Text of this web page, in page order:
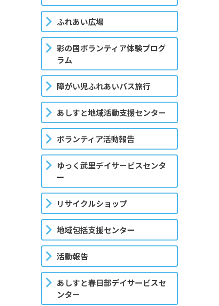
ふれあい広場
彩の国ボランティア体験プログ
ラム
障がい児ふれあいバス旅行
あしすと地域活動支援センター
ボランティア活動報告
ゆっく武里デイサービスセンタ
ー
リサイクルショップ
地域包括支援センター
活動報告
あしすと春日部デイサービスセ
ンター